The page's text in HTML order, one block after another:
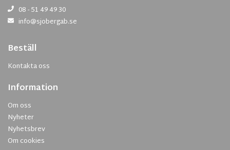
08 - 51 49 49 30
info@sjobergab.se
Beställ
Kontakta oss
Information
Om oss
Nyheter
Nyhetsbrev
Om cookies